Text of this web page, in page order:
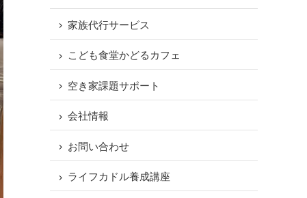
家族代行サービス
こども食堂かどるカフェ
空き家課題サポート
会社情報
お問い合わせ
ライフカドル養成講座